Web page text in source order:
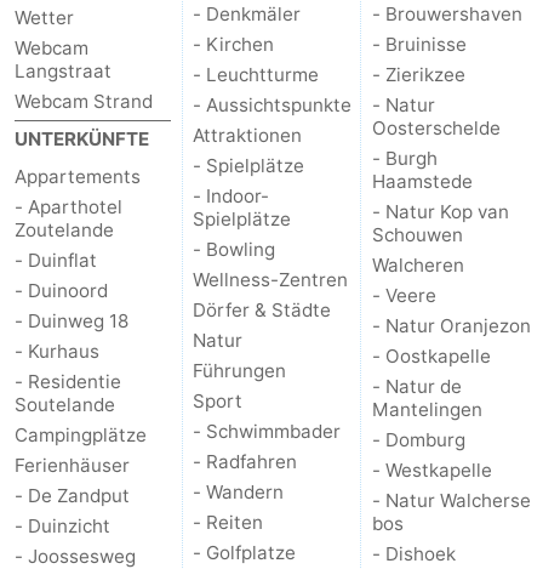
Zentren
Dörfer
&
Städte
Natur
Führungen
Sport
-
Schwimmbader
Radfahren
Wandern
-
Reiten
-
Golfplatze
-
Wetter
Webcam
Langstraat
Webcam Strand
UNTERKÜNFTE
Appartements
- Aparthotel
Zoutelande
- Duinflat
- Duinoord
- Duinweg 18
- Kurhaus
- Residentie
Soutelande
Campingplätze
Ferienhäuser
- De Zandput
- Duinzicht
- Joossesweg
- Denkmäler
- Kirchen
- Leuchtturme
- Aussichtspunkte
Attraktionen
- Spielplätze
- Indoor-
Spielplätze
- Bowling
Wellness-Zentren
Dörfer & Städte
Natur
Führungen
Sport
- Schwimmbader
- Radfahren
- Wandern
- Reiten
- Golfplatze
- Brouwershaven
- Bruinisse
- Zierikzee
- Natur
Oosterschelde
- Burgh
Haamstede
- Natur Kop van
Schouwen
Walcheren
- Veere
- Natur Oranjezon
- Oostkapelle
- Natur de
Mantelingen
- Domburg
- Westkapelle
- Natur Walcherse
bos
- Dishoek